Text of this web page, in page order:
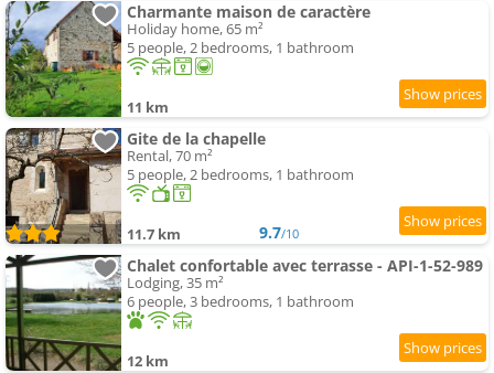
Charmante maison de caractère
Holiday home, 65 m²
5 people, 2 bedrooms, 1 bathroom
11 km
Gite de la chapelle
Rental, 70 m²
5 people, 2 bedrooms, 1 bathroom
11.7 km 9.7/10
Chalet confortable avec terrasse - API-1-52-989
Lodging, 35 m²
6 people, 3 bedrooms, 1 bathroom
12 km